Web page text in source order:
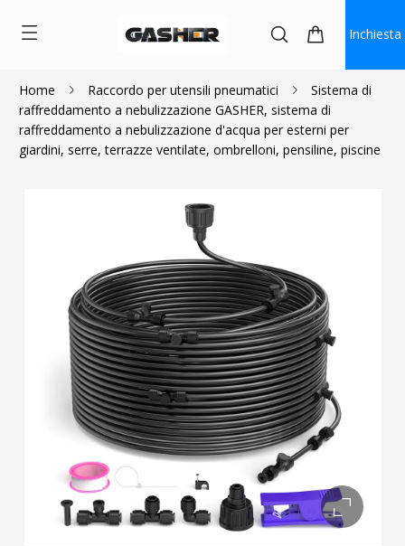
Inchiesta
Home Raccordo per utensili pneumatici
Sistema di
raffreddamento a nebulizzazione GASHER, sistema di
raffreddamento a nebulizzazione d'acqua per esterni per
giardini, serre, terrazze ventilate, ombrelloni, pensiline, piscine
$24.99